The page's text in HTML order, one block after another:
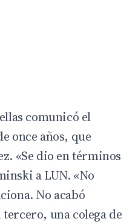
comunicó el
once años, que
«Se dio en términos
a LUN. «No
No acabó
una colega de